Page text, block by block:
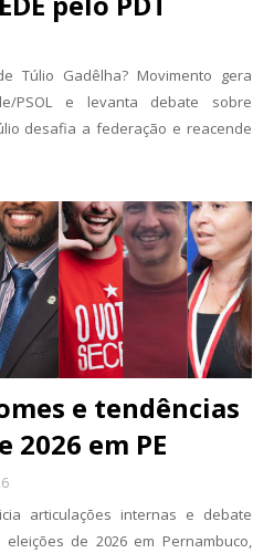
Túlio Gadêlha? Movimento gera
PSOL e levanta debate sobre
desafia a federação e reacende
e tendências
2026 em PE
articulações internas e debate
de 2026 em Pernambuco,